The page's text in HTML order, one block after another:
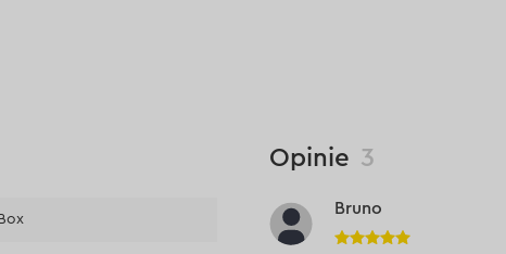
Opinie 3
Bruno